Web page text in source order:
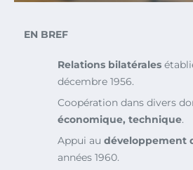
EN BREF
Relations bilatérales
décembre 1956.
Coopération dans divers
économique, technique.
Appui au développement
années 1960.